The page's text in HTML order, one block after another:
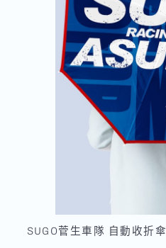
SUGO菅生車隊 自動收折傘